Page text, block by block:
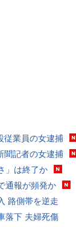
従業員の女逮捕
聞記者の女逮捕
」は終了か
通報が頻発か
路側帯を逆走
落下 夫婦死傷